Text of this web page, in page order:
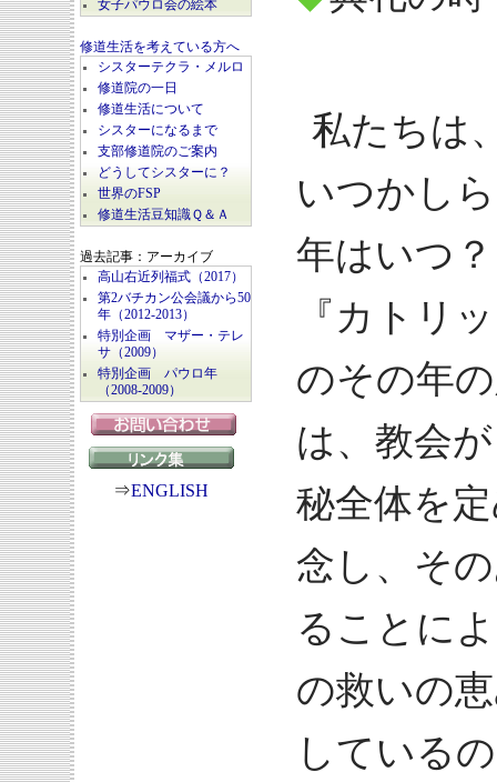
女子パウロ会の絵本
修道生活を考えている方へ
シスターテクラ・メルロ
修道院の一日
修道生活について
シスターになるまで
支部修道院のご案内
どうしてシスターに？
世界のFSP
修道生活豆知識Ｑ＆Ａ
過去記事：アーカイブ
高山右近列福式（2017）
第2バチカン公会議から50
年（2012-2013）
特別企画 マザー・テレ
サ（2009）
特別企画 パウロ年
（2008-2009）
⇒ENGLISH
私たちは
いつかし
年はいつ
『カトリ
のその年
は、教会
秘全体を
念し、そ
ることに
の救いの
している